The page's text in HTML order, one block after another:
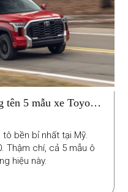
tên 5 mẫu xe Toyota
bền bỉ nhất tại Mỹ.
Thậm chí, cả 5 mẫu ô
hiệu này.